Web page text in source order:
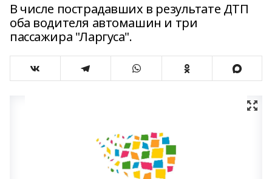
В числе пострадавших в результате ДТП
оба водителя автомашин и три
пассажира "Ларгуса".